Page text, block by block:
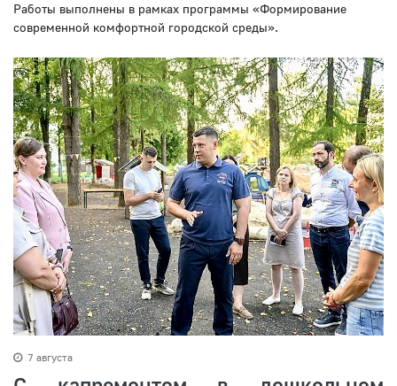
Работы выполнены в рамках программы «Формирование
современной комфортной городской среды».
7 августа